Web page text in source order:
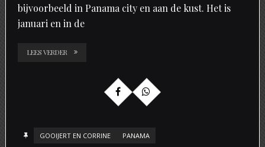
bijvoorbeeld in Panama city en aan de kust. Het is
januari en in de
LEES VERDER
GOOIJERT EN CORRINE PANAMA